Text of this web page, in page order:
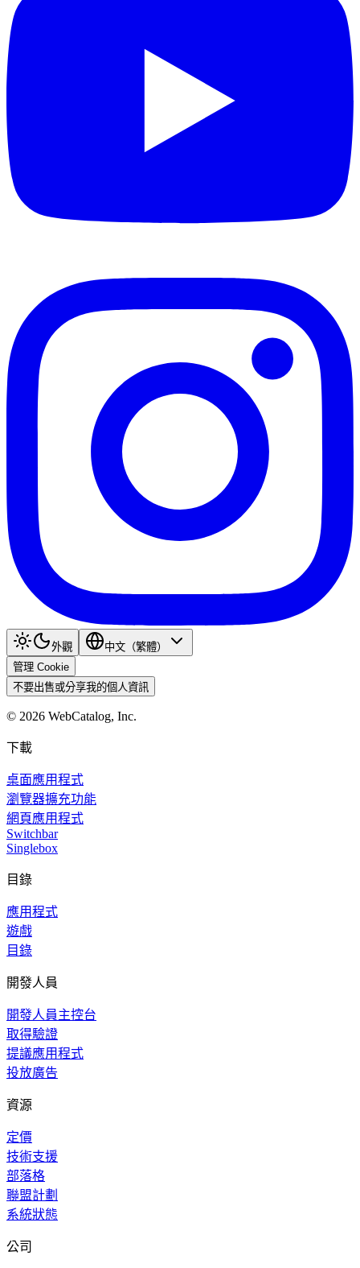
外觀
中文（繁體）
管理 Cookie
不要出售或分享我的個人資訊
© 2026 WebCatalog, Inc.
下載
桌面應用程式
瀏覽器擴充功能
網頁應用程式
Switchbar
Singlebox
目錄
應用程式
遊戲
目錄
開發人員
開發人員主控台
取得驗證
提議應用程式
投放廣告
資源
定價
技術支援
部落格
聯盟計劃
系統狀態
公司